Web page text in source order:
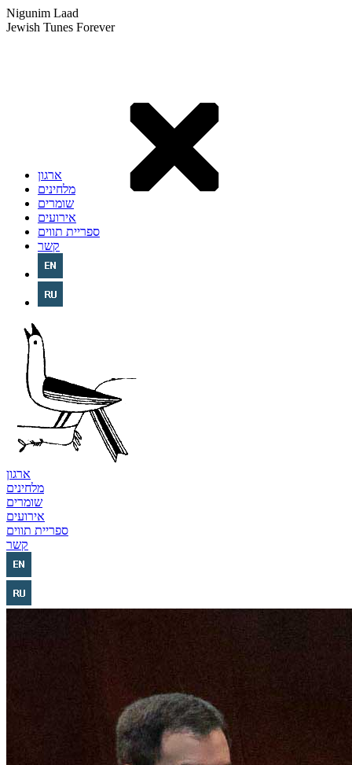
Nigunim Laad
Jewish Tunes Forever
ארגון
מלחינים
שומרים
אירועים
ספריית תווים
קשר
ארגון
מלחינים
שומרים
אירועים
ספריית תווים
קשר